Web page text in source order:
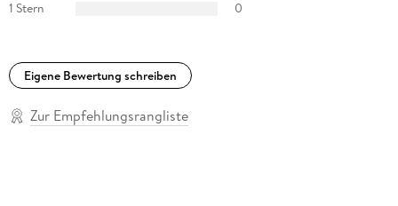
1 Stern
0
Eigene Bewertung schreiben
Zur Empfehlungsrangliste